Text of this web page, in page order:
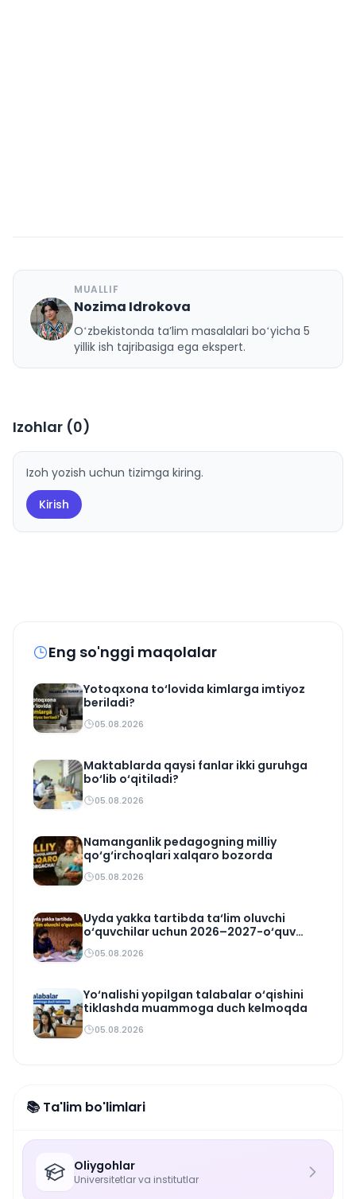
N
MUALLIF
Nozima Idrokova
Oʻzbekistonda taʼlim masalalari boʻyicha 5
yillik ish tajribasiga ega ekspert.
Izohlar (0)
Izoh yozish uchun tizimga kiring.
Kirish
Eng so'nggi maqolalar
Yotoqxona to‘lovida kimlarga imtiyoz
beriladi?
05.08.2026
Maktablarda qaysi fanlar ikki guruhga
bo‘lib o‘qitiladi?
05.08.2026
Namanganlik pedagogning milliy
qo‘g‘irchoqlari xalqaro bozorda
05.08.2026
Uyda yakka tartibda ta‘lim oluvchi
o‘quvchilar uchun 2026–2027-o‘quv
rejasi tasdiqlandi
05.08.2026
Yo‘nalishi yopilgan talabalar o‘qishini
tiklashda muammoga duch kelmoqda
05.08.2026
📚 Ta'lim bo'limlari
Oliygohlar
Universitetlar va institutlar